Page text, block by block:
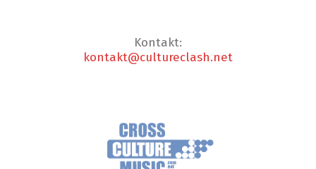
Kontakt:
kontakt@cultureclash.net